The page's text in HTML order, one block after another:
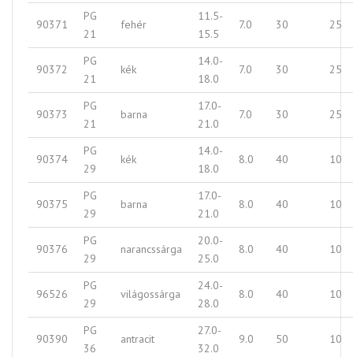
90371
PG
21
fehér
11.5-
15.5
7.0 30 25
90372
PG
21
kék
14.0-
18.0
7.0 30 25
90373
PG
21
barna
17.0-
21.0
7.0 30 25
90374
PG
29
kék
14.0-
18.0
8.0 40 10
90375
PG
29
barna
17.0-
21.0
8.0 40 10
90376
PG
29
narancssárga
20.0-
25.0
8.0 40 10
96526
PG
29
világossárga
24.0-
28.0
8.0 40 10
90390
PG
36
antracit
27.0-
32.0
9.0 50 10